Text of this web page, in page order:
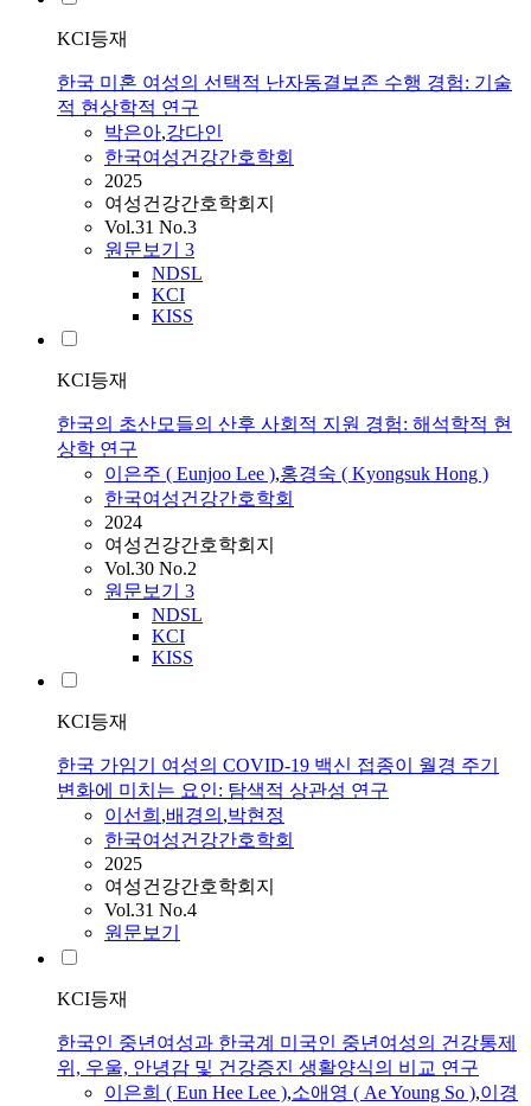
KCI등재
한국 미혼 여성의 선택적 난자동결보존 수행 경험: 기술
적 현상학적 연구
박은아,강다인
한국여성건강간호학회
2025
여성건강간호학회지
Vol.31 No.3
원문보기 3
NDSL
KCI
KISS
KCI등재
한국의 초산모들의 산후 사회적 지원 경험: 해석학적 현
상학 연구
이은주 ( Eunjoo Lee ),홍경숙 ( Kyongsuk Hong )
한국여성건강간호학회
2024
여성건강간호학회지
Vol.30 No.2
원문보기 3
NDSL
KCI
KISS
KCI등재
한국 가임기 여성의 COVID-19 백신 접종이 월경 주기
변화에 미치는 요인: 탐색적 상관성 연구
이선희 ,배경의 ,박현정
한국여성건강간호학회
2025
여성건강간호학회지
Vol.31 No.4
원문보기
KCI등재
한국인 중년여성과 한국계 미국인 중년여성의 건강통제
위, 우울, 안녕감 및 건강증진 생활양식의 비교 연구
이은희 ( Eun Hee Lee ),소애영 ( Ae Young So ),이경